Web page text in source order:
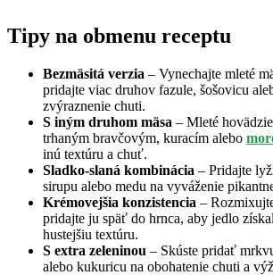
Tipy na obmenu receptu
Bezmäsitá verzia – Vynechajte mleté
pridajte viac druhov fazule, šošovicu
zvýraznenie chuti.
S iným druhom mäsa – Mleté
trhaným bravčovým, kuracím alebo
inú textúru a chuť.
Sladko-slaná kombinácia – Pridajte
sirupu alebo medu na vyváženie
Krémovejšia konzistencia –
pridajte ju späť do hrnca, aby jedlo
hustejšiu textúru.
S extra zeleninou – Skúste pridať
alebo kukuricu na obohatenie chuti a